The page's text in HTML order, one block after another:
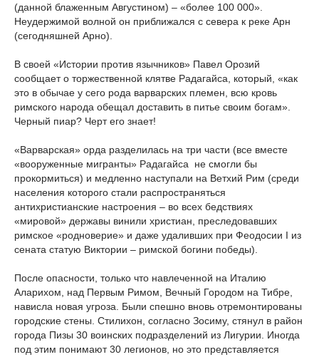
(данной блаженным Августином) – «более 100 000».
Неудержимой волной он приближался с севера к реке Арн
(сегодняшней Арно).
В своей «Истории против язычников» Павел Орозий
сообщает о торжественной клятве Радагайса, который, «как
это в обычае у сего рода варварских племен, всю кровь
римского народа обещал доставить в питье своим богам».
Черный пиар? Черт его знает!
«Варварская» орда разделилась на три части (все вместе
«вооруженные мигранты» Радагайса не смогли бы
прокормиться) и медленно наступали на Ветхий Рим (среди
населения которого стали распространяться
антихристианские настроения – во всех бедствиях
«мировой» державы винили христиан, преследовавших
римское «родноверие» и даже удаливших при Феодосии I из
сената статую Виктории – римской богини победы).
После опасности, только что навлеченной на Италию
Аларихом, над Первым Римом, Вечный Городом на Тибре,
нависла новая угроза. Были спешно вновь отремонтированы
городские стены. Стилихон, согласно Зосиму, стянул в район
города Пизы 30 воинских подразделений из Лигурии. Иногда
под этим понимают 30 легионов, но это представляется